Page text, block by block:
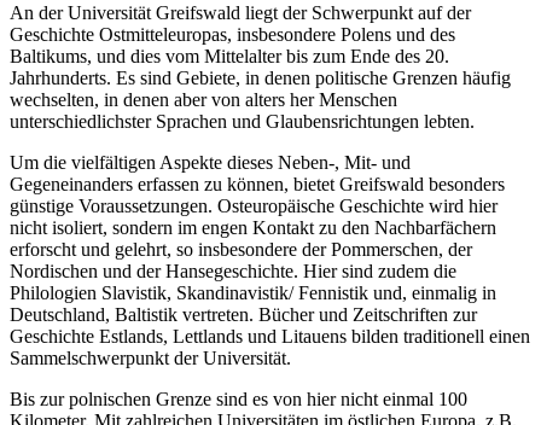
An der Universität Greifswald liegt der Schwerpunkt auf der
Geschichte Ostmitteleuropas, insbesondere Polens und des
Baltikums, und dies vom Mittelalter bis zum Ende des 20.
Jahrhunderts. Es sind Gebiete, in denen politische Grenzen häufig
wechselten, in denen aber von alters her Menschen
unterschiedlichster Sprachen und Glaubensrichtungen lebten.
Um die vielfältigen Aspekte dieses Neben-, Mit- und
Gegeneinanders erfassen zu können, bietet Greifswald besonders
günstige Voraussetzungen. Osteuropäische Geschichte wird hier
nicht isoliert, sondern im engen Kontakt zu den Nachbarfächern
erforscht und gelehrt, so insbesondere der Pommerschen, der
Nordischen und der Hansegeschichte. Hier sind zudem die
Philologien Slavistik, Skandinavistik/ Fennistik und, einmalig in
Deutschland, Baltistik vertreten. Bücher und Zeitschriften zur
Geschichte Estlands, Lettlands und Litauens bilden traditionell einen
Sammelschwerpunkt der Universität.
Bis zur polnischen Grenze sind es von hier nicht einmal 100
Kilometer. Mit zahlreichen Universitäten im östlichen Europa, z.B.